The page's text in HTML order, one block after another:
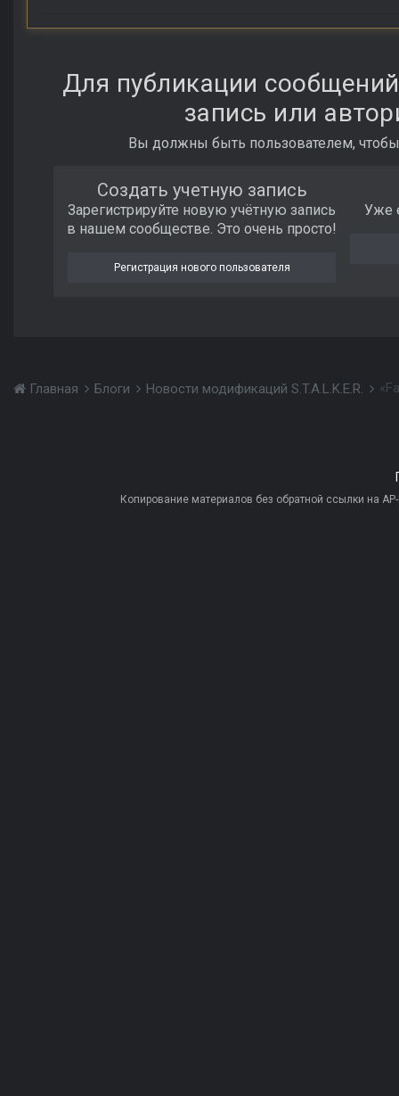
Для публикации
запись или
Вы должны быть пользователем,
Создать учетную запись
Зарегистрируйте новую учётную запись
в нашем сообществе. Это очень просто!
Регистрация нового пользователя
Уже
Главная Блоги Новости модификаций S.T.A.L.K.E.R.
Копирование материалов без обратной ссылки на